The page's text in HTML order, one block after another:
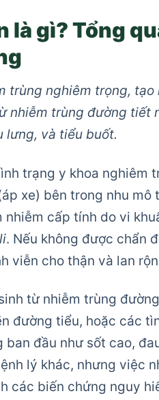
là gì? Tổng
trùng nghiêm trọng,
nhiễm trùng đường tiết
lưng, và tiểu buốt.
trạng y khoa nghiêm
xe) bên trong nhu
nhiễm cấp tính do vi
. Nếu không được chẩn
viễn cho thận và lan
từ nhiễm trùng
đường tiểu, hoặc các
ban đầu như sốt cao,
lý khác, nhưng việc
các biến chứng nguy